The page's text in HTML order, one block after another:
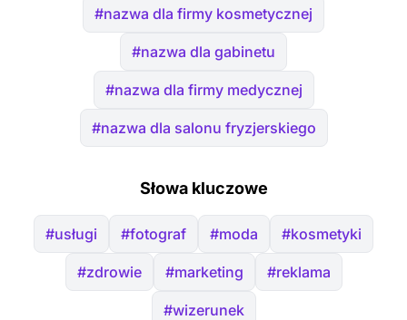
#nazwa dla firmy kosmetycznej
#nazwa dla gabinetu
#nazwa dla firmy medycznej
#nazwa dla salonu fryzjerskiego
Słowa kluczowe
#usługi #fotograf #moda #kosmetyki
#zdrowie #marketing #reklama
#wizerunek